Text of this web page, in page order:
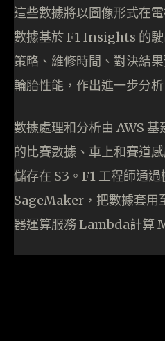
這些數據將以圖像形式在
數據基於 F1 Insights 的
策略、維修時間、對決結
輪胎性能，作出進一步分析
數據處理和分析由 AWS
的比賽數據、車上和賽道
儲存在 S3。F1 工程師通
SageMaker，把數據套用
器運算服務 Lambda計算